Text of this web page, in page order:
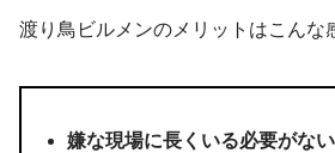
渡り鳥ビルメンのメリットはこんな
嫌な現場に長くいる必要がない